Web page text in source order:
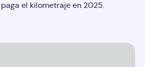
el kilometraje en 2025.